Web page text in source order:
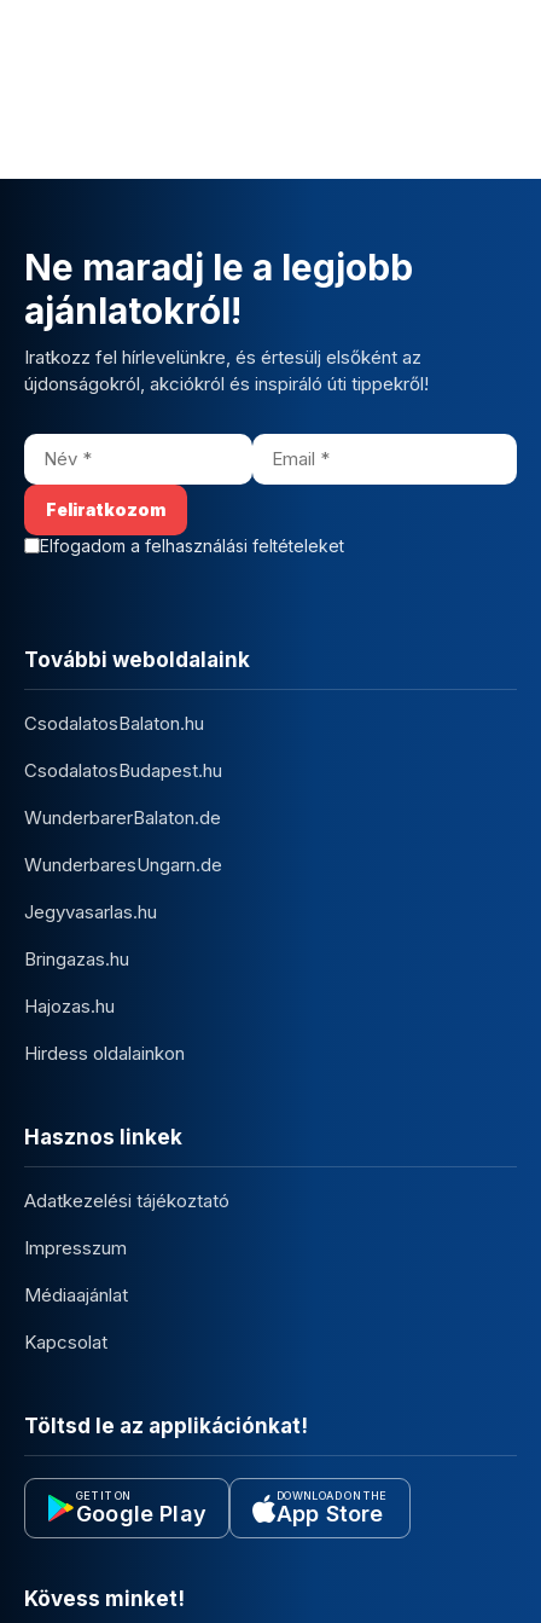
Ne maradj le a legjobb
ajánlatokról!
Iratkozz fel hírlevelünkre, és értesülj elsőként az
újdonságokról, akciókról és inspiráló úti tippekről!
Elfogadom a felhasználási feltételeket
További weboldalaink
CsodalatosBalaton.hu
CsodalatosBudapest.hu
WunderbarerBalaton.de
WunderbaresUngarn.de
Jegyvasarlas.hu
Bringazas.hu
Hajozas.hu
Hirdess oldalainkon
Hasznos linkek
Adatkezelési tájékoztató
Impresszum
Médiaajánlat
Kapcsolat
Töltsd le az applikációnkat!
GET IT ON
Google Play
DOWNLOAD ON THE
App Store
Kövess minket!